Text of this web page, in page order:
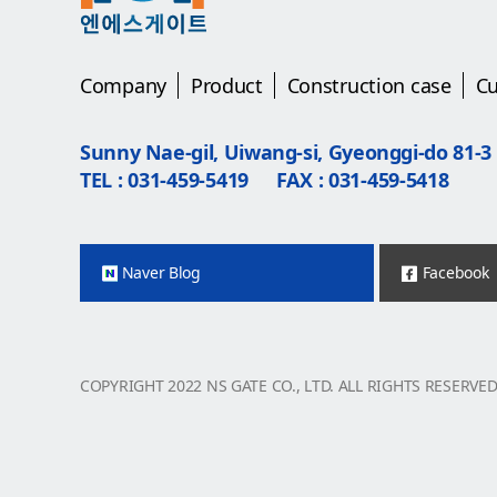
Company Product Construction case
Sunny Nae-gil, Uiwang-si, Gyeonggi-do 81-3
TEL : 031-459-5419
FAX : 031-459-5418
Naver Blog Facebook
COPYRIGHT 2022 NS GATE CO., LTD. ALL RIGHTS RESERVED